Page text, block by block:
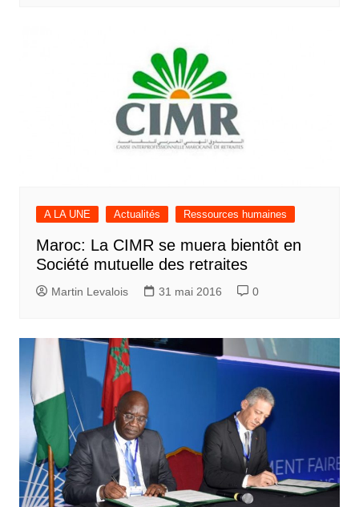
A LA UNE Actualités Ressources humaines
Maroc: La CIMR se muera bientôt en
Société mutuelle des retraites
Martin Levalois 31 mai 2016 0